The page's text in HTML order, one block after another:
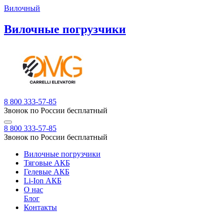
Вилочный
Вилочные погрузчики
8 800 333-57-85
Звонок по России бесплатный
8 800 333-57-85
Звонок по России бесплатный
Вилочные погрузчики
Тяговые АКБ
Гелевые АКБ
Li-Ion АКБ
О нас
Блог
Контакты